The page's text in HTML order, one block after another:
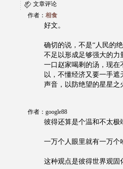
文章评论
作者： 相食
好文。
确切的说，不是“人民的
不足以形成足够强大的力
一口赵家喝剩的汤，现在
以，不懂经济又要一手
声音，以防绝望的星星之
作者：google88
彼得还算是个温和不太极
一万个人眼里就有一万个
这种观点是彼得世界观固